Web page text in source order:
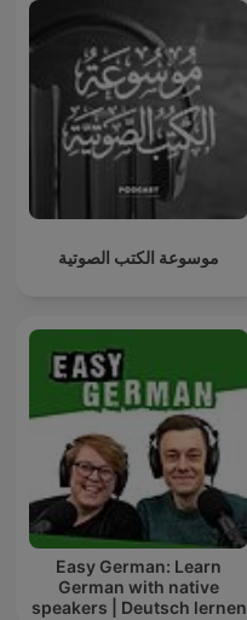
موسوعة الكتب الصوتية
Easy German: Learn
German with native
speakers | Deutsch lernen